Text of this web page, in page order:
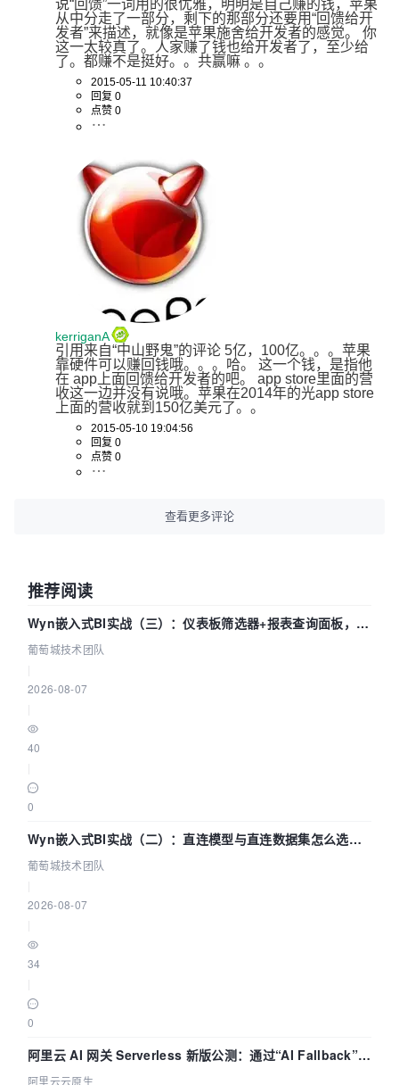
说“回馈”一词用的很优雅，明明是自己赚的钱，苹果
从中分走了一部分，剩下的那部分还要用“回馈给开
发者”来描述，就像是苹果施舍给开发者的感觉。 你
这一太较真了。人家赚了钱也给开发者了，至少给
了。都赚不是挺好。。共赢嘛 。。
2015-05-11 10:40:37
回复 0
点赞 0
kerriganA
引用来自“中山野鬼”的评论 5亿，100亿。。。苹果
靠硬件可以赚回钱哦。。。哈。 这一个钱，是指他
在 app上面回馈给开发者的吧。 app store里面的营
收这一边并没有说哦。苹果在2014年的光app store
上面的营收就到150亿美元了。。
2015-05-10 19:04:56
回复 0
点赞 0
查看更多评论
推荐阅读
Wyn嵌入式BI实战（三）：仪表板筛选器+报表查询面板，参
数联动全闭环
葡萄城技术团队
2026-08-07
40
0
Wyn嵌入式BI实战（二）：直连模型与直连数据集怎么选，
参数为什么不生效？| 葡萄城技术团队
葡萄城技术团队
2026-08-07
34
0
阿里云 AI 网关 Serverless 新版公测：通过“AI Fallback”与
拓扑可视化构建 AI 流量治理底座
阿里云云原生